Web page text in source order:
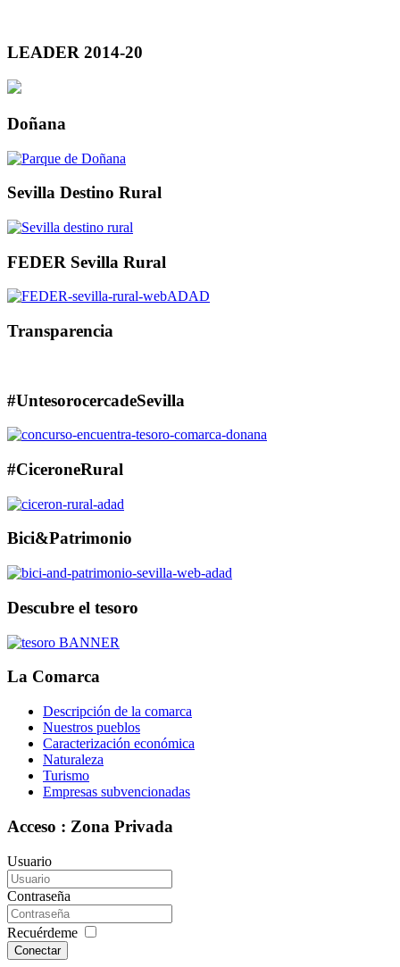
LEADER 2014-20
Doñana
Sevilla Destino Rural
FEDER Sevilla Rural
Transparencia
#UntesorocercadeSevilla
#CiceroneRural
Bici&Patrimonio
Descubre el tesoro
La Comarca
Descripción de la comarca
Nuestros pueblos
Caracterización económica
Naturaleza
Turismo
Empresas subvencionadas
Acceso : Zona Privada
Usuario
Contraseña
Recuérdeme
Conectar